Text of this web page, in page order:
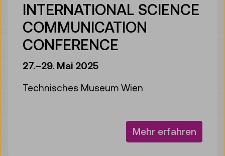
INTERNATIONAL SCIENCE
COMMUNICATION
CONFERENCE
27.–29. Mai 2025
Technisches Museum Wien
Mehr erfahren